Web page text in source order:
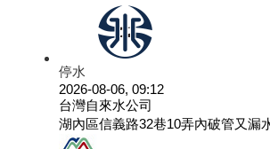
停水
2026-08-06, 09:12
台灣自來水公司
湖內區信義路32巷10弄內破管又漏